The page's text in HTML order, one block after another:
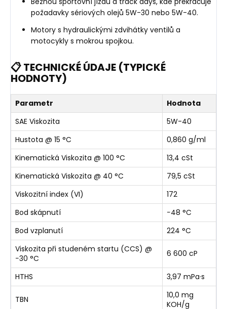
požadavky sériových olejů 5W-30 nebo 5W-40.
Motory s hydraulickými zdvihátky ventilů a
motocykly s mokrou spojkou.
📋 TECHNICKÉ ÚDAJE (TYPICKÉ
HODNOTY)
Parametr
Hodnota
SAE Viskozita
5W-40
Hustota @ 15 °C
0,860 g/ml
Kinematická Viskozita @ 100 °C
13,4 cSt
Kinematická Viskozita @ 40 °C
79,5 cSt
Viskozitní index (VI)
172
Bod skápnutí
−48 °C
Bod vzplanutí
224 °C
Viskozita při studeném startu (CCS) @
−30 °C
6 600 cP
HTHS 3,97 mPa·s
TBN
10,0 mg
KOH/g